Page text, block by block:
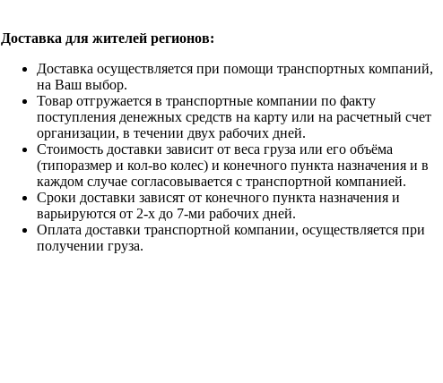
Доставка для жителей регионов:
Доставка осуществляется при помощи транспортных компаний,
на Ваш выбор.
Товар отгружается в транспортные компании по факту
поступления денежных средств на карту или на расчетный счет
организации, в течении двух рабочих дней.
Стоимость доставки зависит от веса груза или его объёма
(типоразмер и кол-во колес) и конечного пункта назначения и в
каждом случае согласовывается с транспортной компанией.
Сроки доставки зависят от конечного пункта назначения и
варьируются от 2-х до 7-ми рабочих дней.
Оплата доставки транспортной компании, осуществляется при
получении груза.